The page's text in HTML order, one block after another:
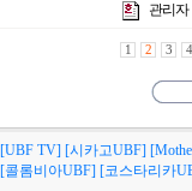
관리자
1 2 3 4
[UBF TV] [시카고UBF]
[콜롬비아UBF] [코스타리카